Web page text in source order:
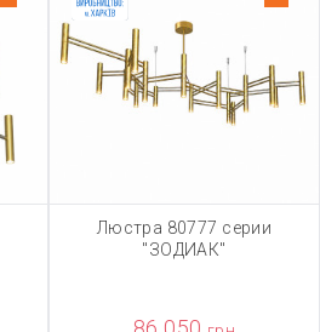
Люстра 80777 серии
"ЗОДИАК"